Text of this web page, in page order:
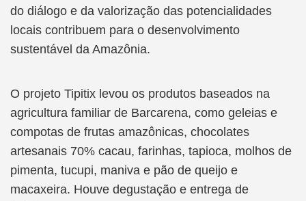
do diálogo e da valorização das potencialidades
locais contribuem para o desenvolvimento
sustentável da Amazônia.
O projeto Tipitix levou os produtos baseados na
agricultura familiar de Barcarena, como geleias e
compotas de frutas amazônicas, chocolates
artesanais 70% cacau, farinhas, tapioca, molhos de
pimenta, tucupi, maniva e pão de queijo e
macaxeira. Houve degustação e entrega de